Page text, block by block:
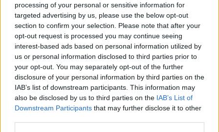
processing of your personal or sensitive information for
targeted advertising by us, please use the below opt-out
section to confirm your selection. Please note that after your
opt-out request is processed you may continue seeing
interest-based ads based on personal information utilized by
us or personal information disclosed to third parties prior to
your opt-out. You may separately opt-out of the further
disclosure of your personal information by third parties on the
IAB’s list of downstream participants. This information may
also be disclosed by us to third parties on the IAB’s List of
Downstream Participants that may further disclose it to other
Les hele saken på:
https://www.norsk-tipping.no
Nyhende
Mest lest siste syv dager